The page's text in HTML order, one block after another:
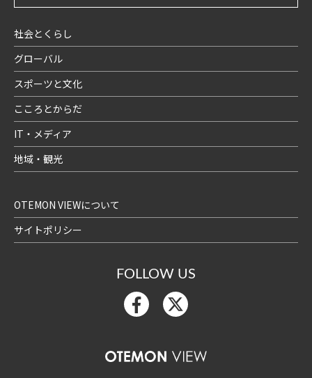
社会とくらし
グローバル
スポーツと文化
こころとからだ
IT・メディア
地域・観光
OTEMON VIEWについて
サイトポリシー
FOLLOW US